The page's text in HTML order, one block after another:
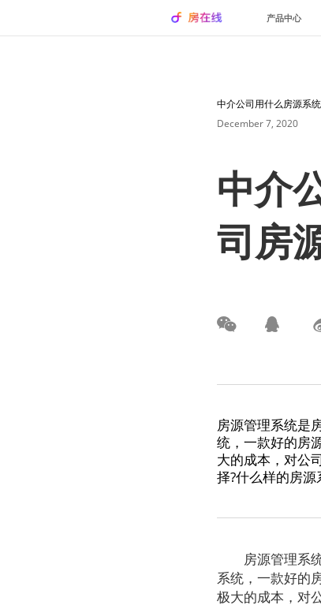
产品中心
中介公司用什么房源系
December 7, 2020
中介
司房
房源管理系统是
统，一款好的房
大的成本，对公
择?什么样的房
房源管理系统
系统，一款好的
极大的成本，对